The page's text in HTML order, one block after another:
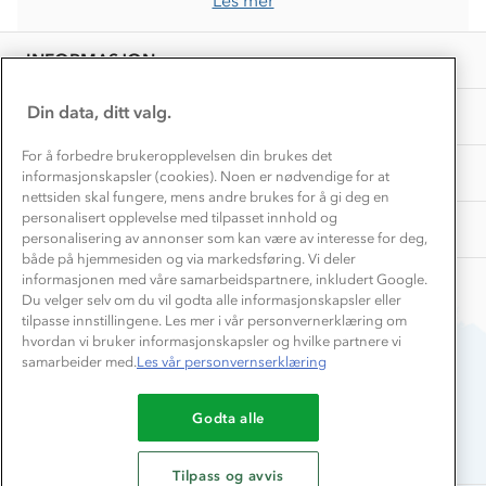
INFORMASJON
Presse
OM OSS
Samarbeide med oss?
TIPS OG RÅD
Store størrelser
Turmat oppskrifter
Beredskap
AKTIVITETER
Overnatte utendørs⛺
Leirskole 🥾
Barnehageansatt
Tips til hyttetur
Du betaler enkelt med
Din data, ditt valg.
For å forbedre brukeropplevelsen din brukes det
informasjonskapsler (cookies). Noen er nødvendige for at
nettsiden skal fungere, mens andre brukes for å gi deg en
personalisert opplevelse med tilpasset innhold og
personalisering av annonser som kan være av interesse for deg,
både på hjemmesiden og via markedsføring. Vi deler
informasjonen med våre samarbeidspartnere, inkludert Google.
Du velger selv om du vil godta alle informasjonskapsler eller
tilpasse innstillingene. Les mer i vår personvernerklæring om
hvordan vi bruker informasjonskapsler og hvilke partnere vi
samarbeider med.Les vår personvernserklæring
Godta alle
Tilpass og avvis